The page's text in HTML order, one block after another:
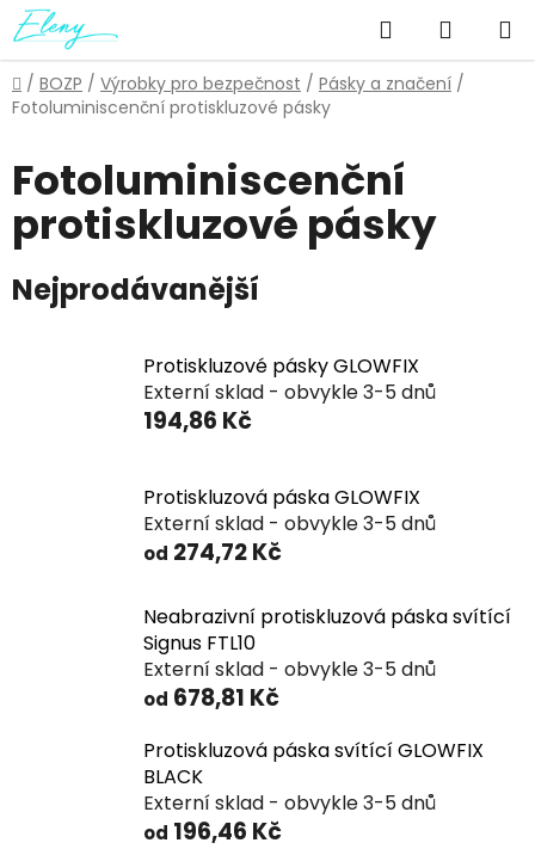
Přejít
na
obsah
Hledat
KOŠÍK
Domů
/ BOZP / Výrobky pro bezpečnost / Pásky a značení /
Fotoluminiscenční protiskluzové pásky
Fotoluminiscenční
protiskluzové pásky
Nejprodávanější
Protiskluzové pásky GLOWFIX
Externí sklad - obvykle 3-5 dnů
194,86 Kč
Protiskluzová páska GLOWFIX
Externí sklad - obvykle 3-5 dnů
od 274,72 Kč
Neabrazivní protiskluzová páska svítící
Signus FTL10
Externí sklad - obvykle 3-5 dnů
od 678,81 Kč
Protiskluzová páska svítící GLOWFIX
BLACK
Externí sklad - obvykle 3-5 dnů
od 196,46 Kč